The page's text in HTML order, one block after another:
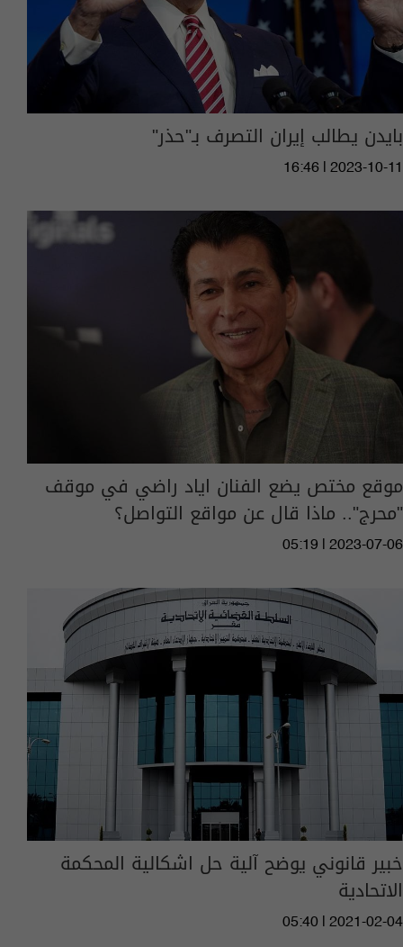
بايدن يطالب إيران التصرف بـ"حذر"
16:46 | 2023-10-11
موقع مختص يضع الفنان اياد راضي في موقف
"محرج".. ماذا قال عن مواقع التواصل؟
05:19 | 2023-07-06
خبير قانوني يوضح آلية حل اشكالية المحكمة
الاتحادية
05:40 | 2021-02-04